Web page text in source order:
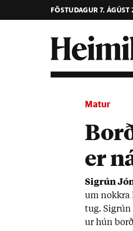
FÖSTUDAGUR 7. ÁGÚST
Matur
er
Sigrún
um nokkra
tug. Sigrún
ur hún